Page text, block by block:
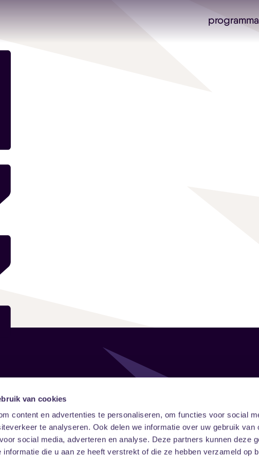
van cookies
content en advertenties te personaliseren, om functies voor social
te analyseren. Ook delen we informatie over uw gebruik van
social media, adverteren en analyse. Deze partners kunnen deze
informatie die u aan ze heeft verstrekt of die ze hebben verzameld op
programma
Follow
FacebookInstagramLinkedIn
Onze